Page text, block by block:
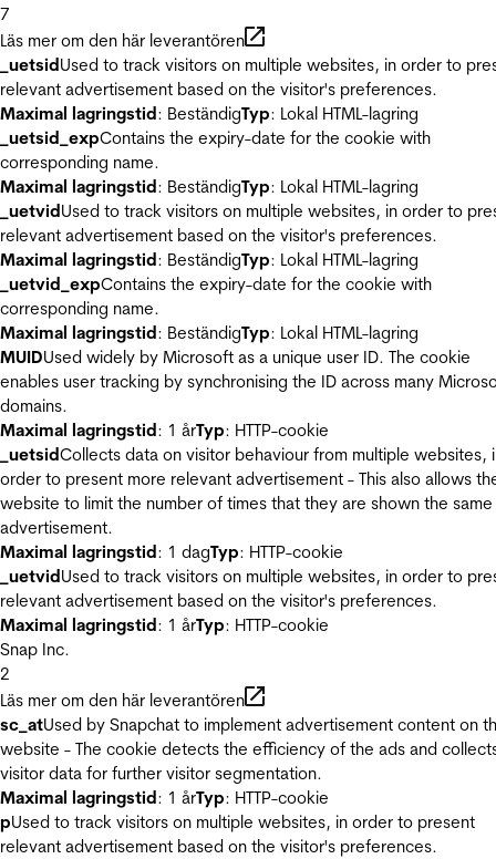
7
Läs mer om den här leverantören
_uetsidUsed to track visitors on multiple websites, in order to
relevant advertisement based on the visitor's preferences.
Maximal lagringstid: BeständigTyp: Lokal HTML-lagring
_uetsid_expContains the expiry-date for the cookie with
corresponding name.
Maximal lagringstid: BeständigTyp: Lokal HTML-lagring
_uetvidUsed to track visitors on multiple websites, in order to
relevant advertisement based on the visitor's preferences.
Maximal lagringstid: BeständigTyp: Lokal HTML-lagring
_uetvid_expContains the expiry-date for the cookie with
corresponding name.
Maximal lagringstid: BeständigTyp: Lokal HTML-lagring
MUIDUsed widely by Microsoft as a unique user ID. The cookie
enables user tracking by synchronising the ID across many
domains.
Maximal lagringstid: 1 årTyp: HTTP-cookie
_uetsidCollects data on visitor behaviour from multiple websites,
order to present more relevant advertisement - This also allows
website to limit the number of times that they are shown the same
advertisement.
Maximal lagringstid: 1 dagTyp: HTTP-cookie
_uetvidUsed to track visitors on multiple websites, in order to
relevant advertisement based on the visitor's preferences.
Maximal lagringstid: 1 årTyp: HTTP-cookie
Snap Inc.
2
Läs mer om den här leverantören
sc_atUsed by Snapchat to implement advertisement content on
website - The cookie detects the efficiency of the ads and
visitor data for further visitor segmentation.
Maximal lagringstid: 1 årTyp: HTTP-cookie
pUsed to track visitors on multiple websites, in order to present
relevant advertisement based on the visitor's preferences.